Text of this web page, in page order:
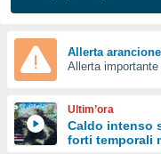
di
Web
le
Allerta arancione
Allerta
Ultim’ora
Caldo intenso
forti temporali